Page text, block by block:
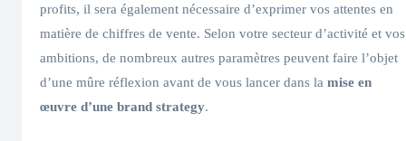
profits, il sera également nécessaire d’exprimer vos attentes en
matière de chiffres de vente. Selon votre secteur d’activité et vos
ambitions, de nombreux autres paramètres peuvent faire l’objet
d’une mûre réflexion avant de vous lancer dans la mise en
œuvre d’une brand strategy.